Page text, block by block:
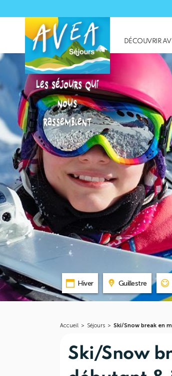
Les séjours qui
nous
rassemblent
DÉCOUVRIR
Hiver Guillestre
Accueil > Séjours > Ski/Snow break en
Ski/Snow